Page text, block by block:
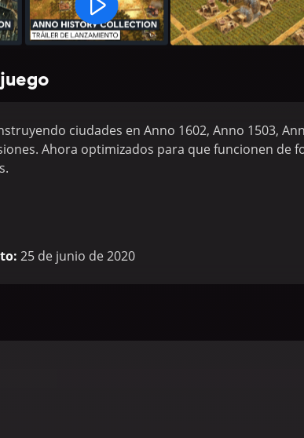
ciudades en Anno 1602, Anno 1503,
Ahora optimizados para que funcionen de
: 25 de junio de 2020